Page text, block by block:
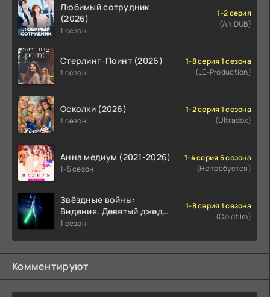
Любимый сотрудник
(2026)
1 сезон
1-2 серия
(AniDUB)
Стерлинг-Поинт (2026)
1 сезон
1-8 серия 1 сезона
(LE-Production)
Осколки (2026)
1 сезон
1-2 серия 1 сезона
(Ultradox)
Анна медиум (2021-2026)
1-5 сезон
1-4 серия 5 сезона
(Не требуется)
Звёздные войны:
Видения. Девятый джедай
(2026)
1 сезон
1-8 серия 1 сезона
(Coldfilm)
Комментируют